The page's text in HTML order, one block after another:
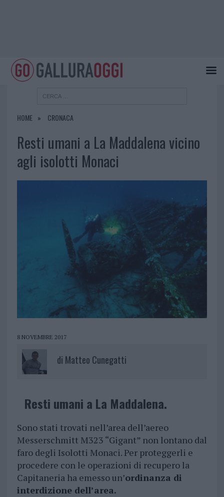
HOME CRONACA
Resti umani a La Maddalena vicino
agli isolotti Monaci
8 NOVEMBRE 2017
di Matteo Cunegatti
Resti umani a La Maddalena.
Sono stati trovati nell’area dell’aereo
Messerschmitt M323 “Gigant” non lontano dal
faro degli Isolotti Monaci. Per proteggerli e
procedere con le operazioni di recupero la
Capitaneria ha emesso un’ordinanza di
interdizione dell’area.